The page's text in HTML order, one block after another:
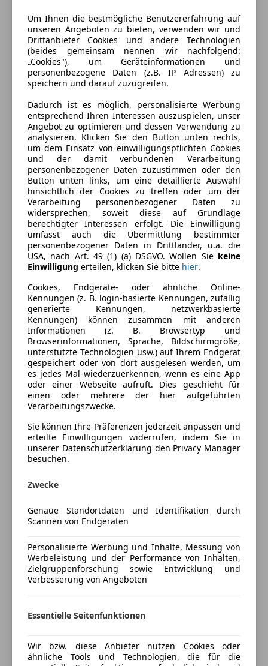
Energieverbrauch
Anderer Energieträger
Strom
CO₂-Emissionen
0 g/km (komb.)
Elektrische Reichweite
426 km
Ausstattung
Komfort
Beheizbares Lenkrad
Berganfahrassistent
Einparkhilfe
Einparkhilfe Rückfahrkamera
Einparkhilfe Sensoren hinten
Einparkhilfe Sensoren vorne
Elektrische Fensterheber
Elektrische Seitenspiegel
Elektrische Sitze
Getönte Scheiben
Klimaanlage
Klimaautomatik
Lichtsensor
Multifunktionslenkrad
Navigationssystem
Regensensor
Sitzheizung
Unterhaltung/Media
Bordcomputer
Freisprecheinrichtung
Radio
Sicherheit
ABS
Fahrerairbag
Isofix
LED-Tagfahrlicht
Mehr anzeigen
Farbe und Innenausstattung
Außenfarbe
Silber
Lackierung
Metallic
Innenausstattung
Innenausstattung Stoff
Fahrzeugbeschreibung
Irrtum und Zwischenverkauf vorbehalten
ASSISTENZSYSTEME
Berganfahrhilfe (HAC)
Elektronisches Stabilitätsprogramm (ESP)
Regensensor
AUDIO & KOMMUNIKATION
Lautsprecher 8 Stück
Subwoofer
Ambiente Beleuchtung
Beifahrersitz manuell verstellbar
Mehr anzeigen
Preisbewertung
Kfz-Versicherung
Um Ihnen die bestmögliche Benutzererfahrung auf
unseren Angeboten zu bieten, verwenden wir und
Drittanbieter Cookies und andere Technologien
(beides gemeinsam nennen wir nachfolgend:
„Cookies"), um Geräteinformationen und
personenbezogene Daten (z.B. IP Adressen) zu
speichern und darauf zuzugreifen.
Dadurch ist es möglich, personalisierte Werbung
entsprechend Ihren Interessen auszuspielen, unser
Angebot zu optimieren und dessen Verwendung zu
analysieren. Klicken Sie den Button unten rechts,
um dem Einsatz von einwilligungspflichten Cookies
und der damit verbundenen Verarbeitung
personenbezogener Daten zuzustimmen oder den
Button unten links, um eine detaillierte Auswahl
hinsichtlich der Cookies zu treffen oder um der
Verarbeitung personenbezogener Daten zu
widersprechen, soweit diese auf Grundlage
berechtigter Interessen erfolgt. Die Einwilligung
umfasst auch die Übermittlung bestimmter
personenbezogener Daten in Drittländer, u.a. die
USA, nach Art. 49 (1) (a) DSGVO. Wollen Sie keine
Einwilligung erteilen, klicken Sie bitte hier.
Cookies, Endgeräte- oder ähnliche Online-
Kennungen (z. B. login-basierte Kennungen, zufällig
generierte Kennungen, netzwerkbasierte
Kennungen) können zusammen mit anderen
Informationen (z. B. Browsertyp und
Browserinformationen, Sprache, Bildschirmgröße,
unterstützte Technologien usw.) auf Ihrem Endgerät
gespeichert oder von dort ausgelesen werden, um
es jedes Mal wiederzuerkennen, wenn es eine App
oder einer Webseite aufruft. Dies geschieht für
einen oder mehrere der hier aufgeführten
Verarbeitungszwecke.
Sie können Ihre Präferenzen jederzeit anpassen und
erteilte Einwilligungen widerrufen, indem Sie in
unserer Datenschutzerklärung den Privacy Manager
besuchen.
Zwecke
Genaue Standortdaten und Identifikation durch
Scannen von Endgeräten
Personalisierte Werbung und Inhalte, Messung von
Werbeleistung und der Performance von Inhalten,
Zielgruppenforschung sowie Entwicklung und
Verbesserung von Angeboten
Essentielle Seitenfunktionen
Wir bzw. diese Anbieter nutzen Cookies oder
ähnliche Tools und Technologien, die für die